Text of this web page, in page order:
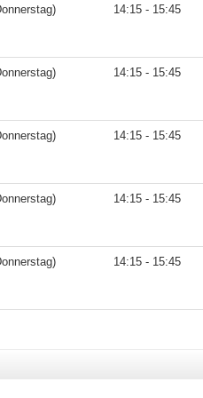
14:15 - 15:45
14:15 - 15:45
14:15 - 15:45
14:15 - 15:45
14:15 - 15:45